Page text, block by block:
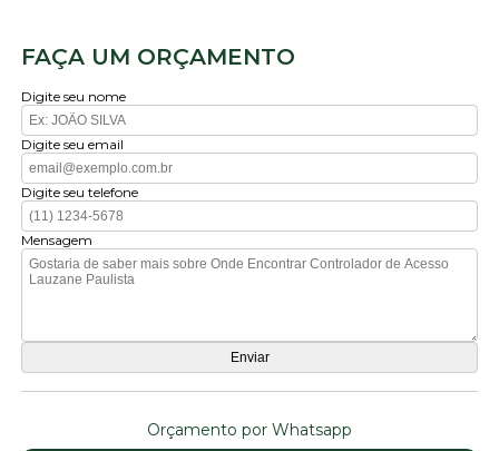
FAÇA UM ORÇAMENTO
Digite seu nome
Digite seu email
Digite seu telefone
Mensagem
Orçamento por Whatsapp